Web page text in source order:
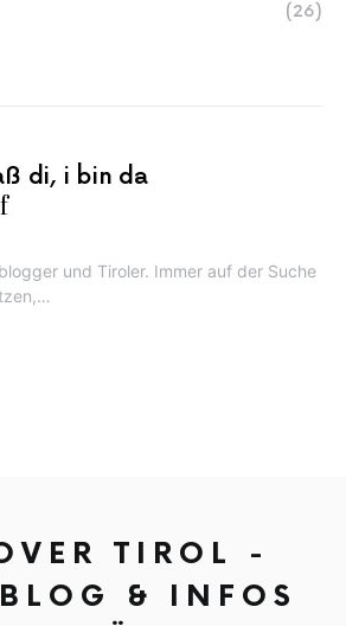
(26)
di, i bin da
und Tiroler. Immer auf der Suche
TIROL -
& INFOS